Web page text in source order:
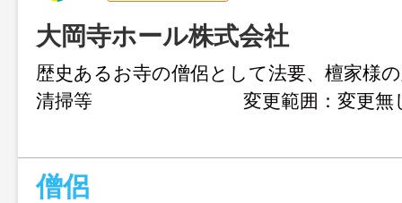
大岡寺ホール株式会社
歴史あるお寺の僧侶として法要、檀家様
清掃等 変更範囲：変更無
僧侶